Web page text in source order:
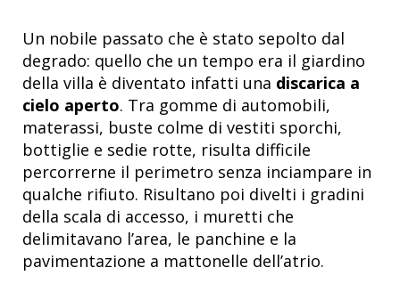
Un nobile passato che è stato sepolto dal
degrado: quello che un tempo era il giardino
della villa è diventato infatti una discarica a
cielo aperto. Tra gomme di automobili,
materassi, buste colme di vestiti sporchi,
bottiglie e sedie rotte, risulta difficile
percorrerne il perimetro senza inciampare in
qualche rifiuto. Risultano poi divelti i gradini
della scala di accesso, i muretti che
delimitavano l’area, le panchine e la
pavimentazione a mattonelle dell’atrio.